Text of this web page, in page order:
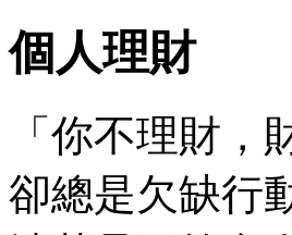
個人理財
「你不理財
卻總是欠缺行